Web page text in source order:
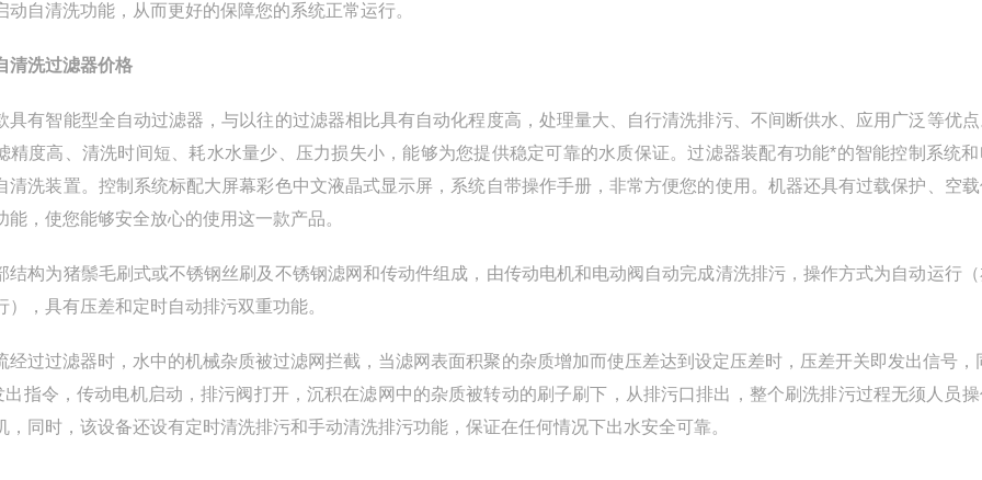
动自清洗功能，从而更好的保障您的系统正常运行。
清洗过滤器价格
具有智能型全自动过滤器，与以往的过滤器相比具有自动化程度高，处理量大、自行清洗排污、不间断供水、应用广泛等优
精度高、清洗时间短、耗水水量少、压力损失小，能够为您提供稳定可靠的水质保证。过滤器装配有功能*的智能控制系统
清洗装置。控制系统标配大屏幕彩色中文液晶式显示屏，系统自带操作手册，非常方便您的使用。机器还具有过载保护、空
能，使您能够安全放心的使用这一款产品。
结构为猪鬃毛刷式或不锈钢丝刷及不锈钢滤网和传动件组成，由传动电机和电动阀自动完成清洗排污，操作方式为自动运行
），具有压差和定时自动排污双重功能。
经过过滤器时，水中的机械杂质被过滤网拦截，当滤网表面积聚的杂质增加而使压差达到设定压差时，压差开关即发出信号，
出指令，传动电机启动，排污阀打开，沉积在滤网中的杂质被转动的刷子刷下，从排污口排出，整个刷洗排污过程无须人员
，同时，该设备还设有定时清洗排污和手动清洗排污功能，保证在任何情况下出水安全可靠。